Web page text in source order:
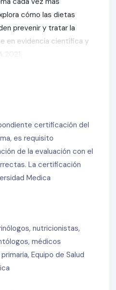
cómo las dietas
prevenir y tratar la
en evidencia científica y
2021.
– Cuarta encuesta
relacionados
alimentos – Diabetes
de la DM2 – DPP Study
DM a través del tiempo –
de DM. ADA 2021 –
para la prevención
una filosofía de
en plantas – Posición
– Metaanálisis:
diabetes – Plant based
health Study 2 – Carne
certificación del
es requisito
de la evaluación con el
La certificación
Medica
nutricionistas,
médicos
Equipo de Salud